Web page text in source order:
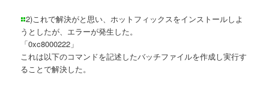
2)これで解決がと思い、ホットフィックスをインストールしよ
うとしたが、エラーが発生した。
「0xc8000222」
これは以下のコマンドを記述したバッチファイルを作成し実行す
ることで解決した。